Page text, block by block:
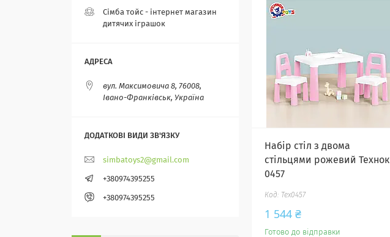
Набір стіл з двома
стільцями рожевий Технок
0457
Тех0457
1 544 ₴
Готово до відправки
Сімба тойс - інтернет магазин
дитячих іграшок
вул. Максимовича 8, 76008,
Івано-Франківськ, Україна
simbatoys2@gmail.com
+380974395255
+380974395255